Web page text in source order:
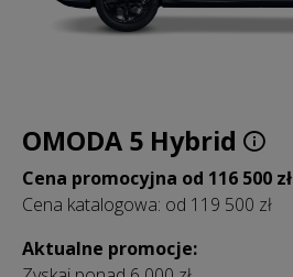
OMODA 5 Hybrid
Cena promocyjna od 116 500 zł
Cena katalogowa: od 119 500 zł
Aktualne promocje: